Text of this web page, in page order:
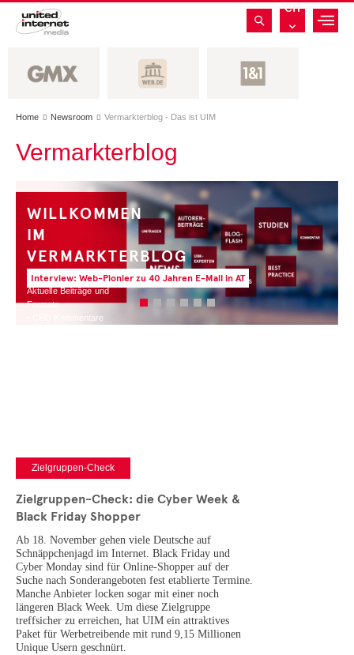
CH
Home  Newsroom  Vermarkterblog - Das ist UIM
Vermarkterblog
WILLKOMMEN
IM
VERMARKTERBLOG
Aktuelle Beiträge und
Formate
• CEO Kommentare
Interview: Web-Pionier zu 40 Jahren E-Mail in AT
Zielgruppen-Check
Zielgruppen-Check: die Cyber Week &
Black Friday Shopper
Ab 18. November gehen viele Deutsche auf
Schnäppchenjagd im Internet. Black Friday und
Cyber Monday sind für Online-Shopper auf der
Suche nach Sonderangeboten fest etablierte Termine.
Manche Anbieter locken sogar mit einer noch
längeren Black Week. Um diese Zielgruppe
treffsicher zu erreichen, hat UIM ein attraktives
Paket für Werbetreibende mit rund 9,15 Millionen
Unique Usern geschnürt.